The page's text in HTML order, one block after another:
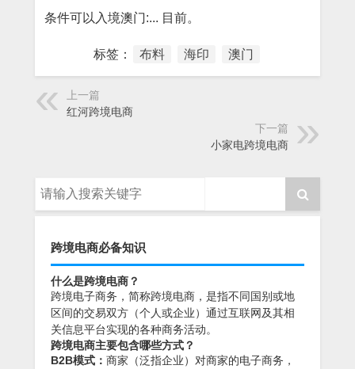
条件可以入境澳门:... 目前。
标签： 布料 海印 澳门
上一篇
红河跨境电商
下一篇
小家电跨境电商
跨境电商必备知识
什么是跨境电商？
跨境电子商务，简称跨境电商，是指不同国别或地
区间的交易双方（个人或企业）通过互联网及其相
关信息平台实现的各种商务活动。
跨境电商主要包含哪些方式？
B2B模式： 商家（泛指企业）对商家的电子商务，